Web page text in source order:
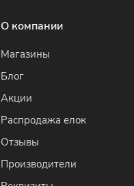
О компании
Магазины
Блог
Акции
Распродажа елок
Отзывы
Производители